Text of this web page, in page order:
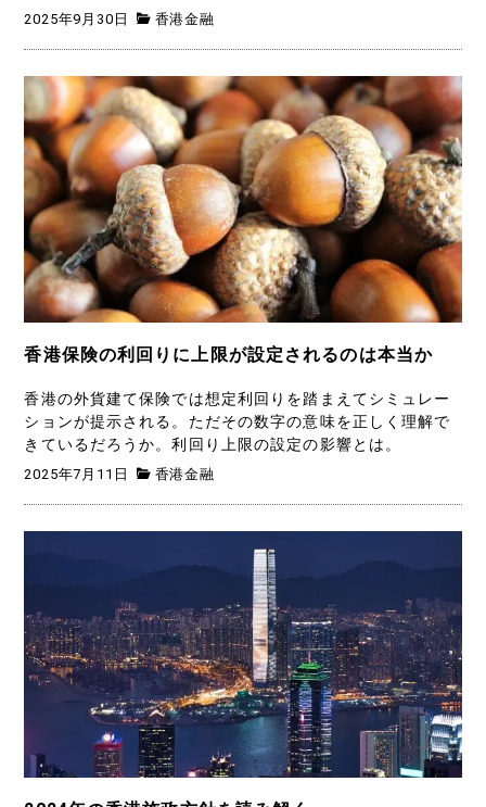
2025年9月30日 香港金融
香港保険の利回りに上限が設定されるのは本当か
香港の外貨建て保険では想定利回りを踏まえてシミュレー
ションが提示される。ただその数字の意味を正しく理解で
きているだろうか。利回り上限の設定の影響とは。
2025年7月11日 香港金融